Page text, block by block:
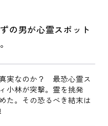
の男が心霊スポット
実なのか？ 最恐心霊ス
小林が突撃。霊を挑発
た。その恐るべき結末は